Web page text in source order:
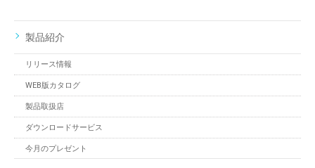
製品紹介
リリース情報
WEB版カタログ
製品取扱店
ダウンロードサービス
今月のプレゼント